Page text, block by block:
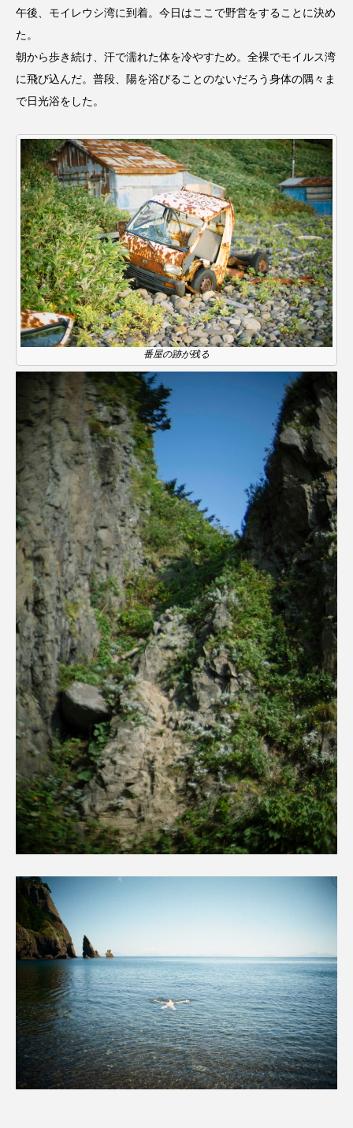
午後、モイレウシ湾に到着。今日はここで野営をすることに決め
た。
朝から歩き続け、汗で濡れた体を冷やすため。全裸でモイルス湾
に飛び込んだ。普段、陽を浴びることのないだろう身体の隅々ま
で日光浴をした。
番屋の跡が残る